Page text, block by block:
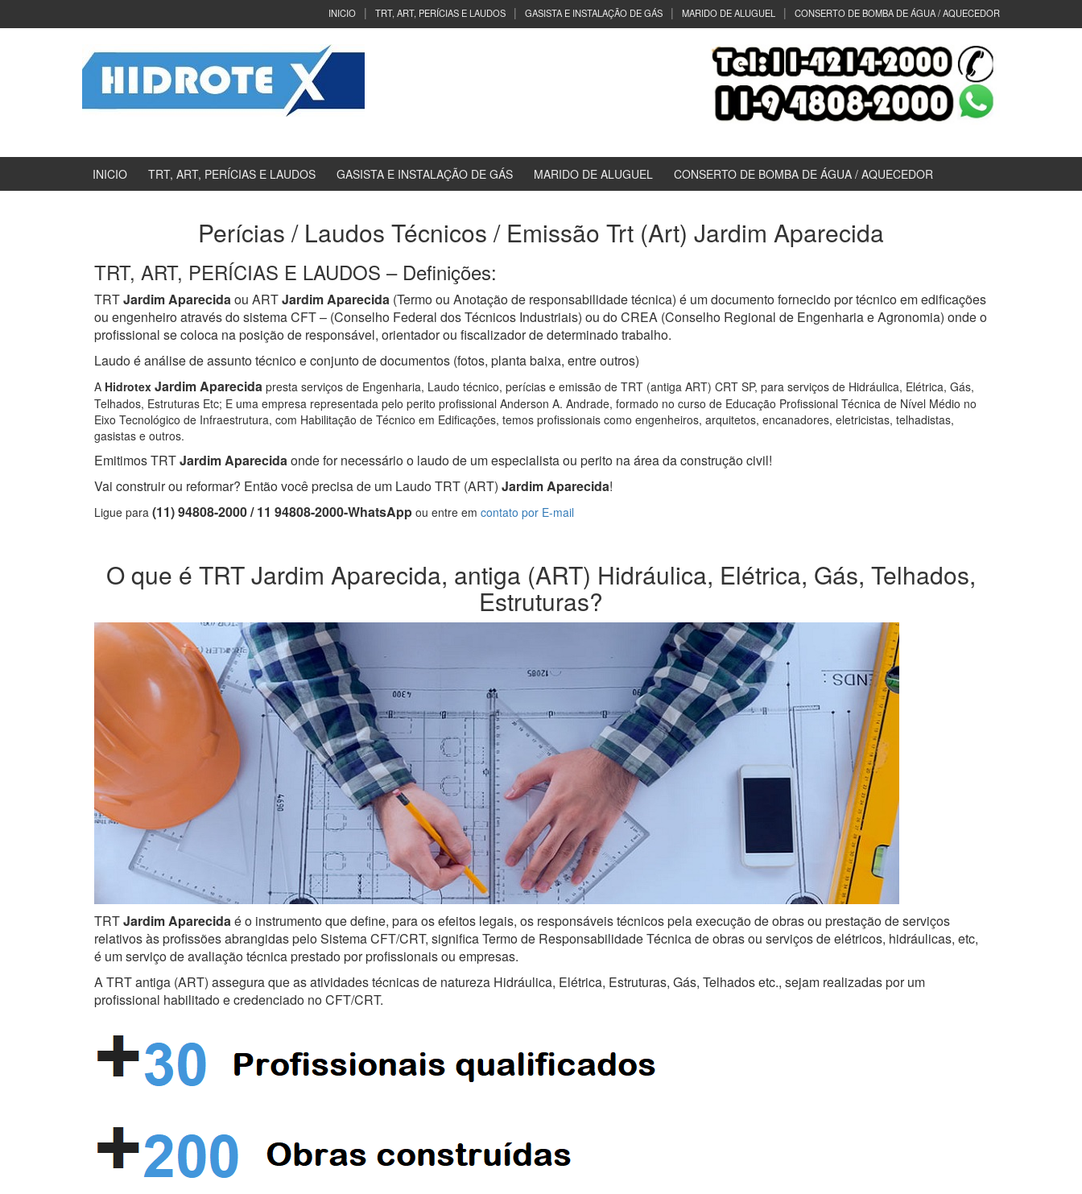
INICIO TRT, ART, PERÍCIAS E LAUDOS GASISTA E INSTALAÇÃO DE GÁS MARIDO DE ALUGUEL CONSERTO DE BOMBA DE ÁGUA / AQUECEDOR
INICIO TRT, ART, PERÍCIAS E LAUDOS GASISTA E INSTALAÇÃO DE GÁS MARIDO DE ALUGUEL CONSERTO DE BOMBA DE ÁGUA / AQUECEDOR
Perícias / Laudos Técnicos / Emissão Trt (Art) Jardim Aparecida
TRT, ART, PERÍCIAS E LAUDOS – Definições:
TRTJardim Aparecidaou ARTJardim Aparecida (Termo ou Anotação de responsabilidade técnica) é um documento fornecido por técnico em edificações
ou engenheiro através do sistema CFT – (Conselho Federal dos Técnicos Industriais) ou do CREA (Conselho Regional de Engenharia e Agronomia) onde o
profissional se coloca na posição de responsável, orientador ou fiscalizador de determinado trabalho.
Laudo é análise de assunto técnico e conjunto de documentos (fotos, planta baixa, entre outros)
A Hidrotex Jardim Aparecida presta serviços de Engenharia, Laudo técnico, perícias e emissão de TRT (antiga ART) CRT SP, para serviços de Hidráulica, Elétrica, Gás,
Telhados, Estruturas Etc; E uma empresa representada pelo perito profissional Anderson A. Andrade, formado no curso de Educação Profissional Técnica de Nível Médio no
Eixo Tecnológico de Infraestrutura, com Habilitação de Técnico em Edificações, temos profissionais como engenheiros, arquitetos, encanadores, eletricistas, telhadistas,
gasistas e outros.
Emitimos TRTJardim Aparecidaonde for necessário o laudo de um especialista ou perito na área da construção civil!
Vai construir ou reformar? Então você precisa de um Laudo TRT (ART) Jardim Aparecida!
Ligue para (11) 94808-2000 / 11 94808-2000-WhatsApp ou entre em contato por E-mail
O que é TRT Jardim Aparecida, antiga (ART) Hidráulica, Elétrica, Gás, Telhados,
Estruturas?
TRTJardim Aparecidaé o instrumento que define, para os efeitos legais, os responsáveis técnicos pela execução de obras ou prestação de serviços
relativos às profissões abrangidas pelo Sistema CFT/CRT, significa Termo de Responsabilidade Técnica de obras ou serviços de elétricos, hidráulicas, etc,
é um serviço de avaliação técnica prestado por profissionais ou empresas.
A TRT antiga (ART) assegura que as atividades técnicas de natureza Hidráulica, Elétrica, Estruturas, Gás, Telhados etc., sejam realizadas por um
profissional habilitado e credenciado no CFT/CRT.